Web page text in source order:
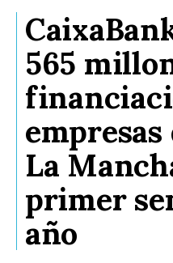
565
La
primer
año